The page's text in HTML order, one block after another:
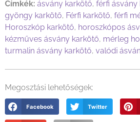
Címkék: ásvány karkötő, férfi ásvány
gyöngy karkötő, Férfi karkötő, férfi
Horoszkóp karkötő, horoszkópos
kézműves ásvány karkötő, mérleg
turmalin ásvány karkötő, valódi
Megosztási lehetőségek:
Facebook Twitter